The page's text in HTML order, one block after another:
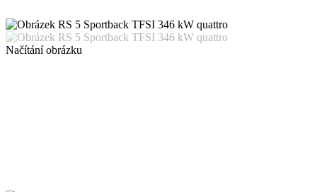
Načítání obrázku